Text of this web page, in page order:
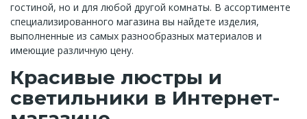
гостиной, но и для любой другой комнаты. В ассортименте
специализированного магазина вы найдете изделия,
выполненные из самых разнообразных материалов и
имеющие различную цену.
Красивые люстры и
светильники в Интернет-